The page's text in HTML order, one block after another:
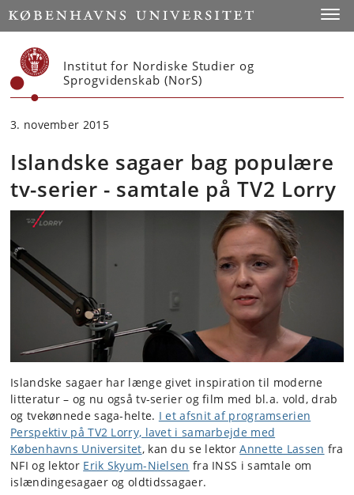
Start
Institut for Nordiske Studier og
Sprogvidenskab (NorS)
3. november 2015
Islandske sagaer bag populære
tv-serier - samtale på TV2 Lorry
Islandske sagaer har længe givet inspiration til moderne
litteratur – og nu også tv-serier og film med bl.a. vold, drab
og tvekønnede saga-helte. I et afsnit af programserien
Perspektiv på TV2 Lorry, lavet i samarbejde med
Københavns Universitet, kan du se lektorAnnette Lassen fra
NFI og lektor Erik Skyum-Nielsen fra INSS i samtale om
islændingesagaer og oldtidssagaer.